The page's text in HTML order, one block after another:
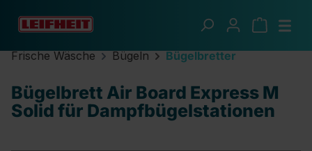
Zum Hauptinhalt springen
Frische Wäsche Bügeln Bügelbretter
Bügelbrett Air Board Express M
Solid für Dampfbügelstationen